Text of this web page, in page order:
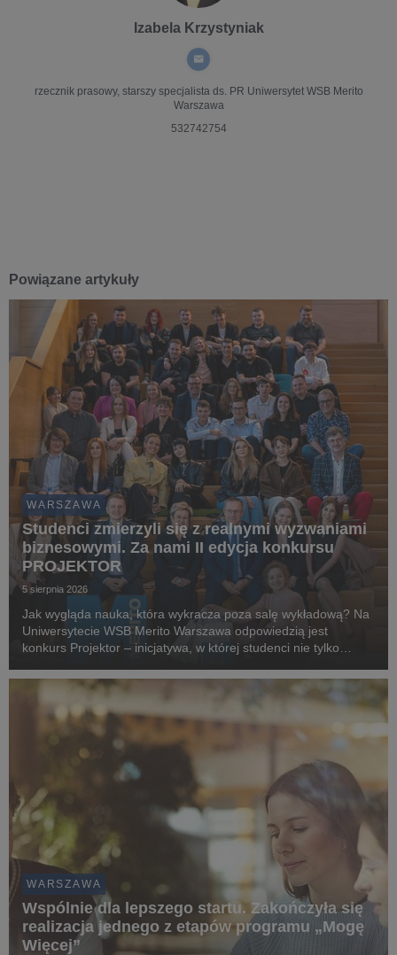
Izabela Krzystyniak
rzecznik prasowy, starszy specjalista ds. PR Uniwersytet WSB Merito
Warszawa
532742754
Powiązane artykuły
WARSZAWA
Studenci zmierzyli się z realnymi wyzwaniami
biznesowymi. Za nami II edycja konkursu
PROJEKTOR
5 sierpnia 2026
Jak wygląda nauka, która wykracza poza salę wykładową? Na
Uniwersytecie WSB Merito Warszawa odpowiedzią jest
konkurs Projektor – inicjatywa, w której studenci nie tylko
rzeczywistymi wyzwaniami przygotowanymi przez partn...
WARSZAWA
Wspólnie dla lepszego startu. Zakończyła się
realizacja jednego z etapów programu „Mogę
Więcej”